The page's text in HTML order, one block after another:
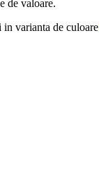
de valoare.
in varianta de culoare